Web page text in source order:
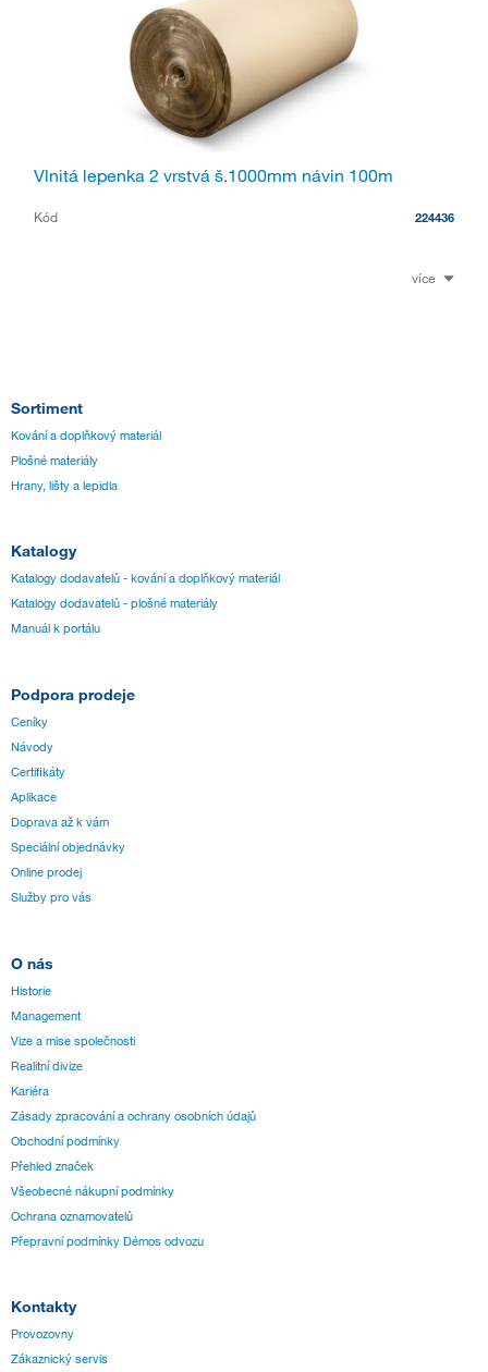
Vlnitá lepenka 2 vrstvá š.1000mm návin 100m
Kód 224436
více
Sortiment
Kování a doplňkový materiál
Plošné materiály
Hrany, lišty a lepidla
Katalogy
Katalogy dodavatelů - kování a doplňkový materiál
Katalogy dodavatelů - plošné materiály
Manuál k portálu
Podpora prodeje
Ceníky
Návody
Certifikáty
Aplikace
Doprava až k vám
Speciální objednávky
Online prodej
Služby pro vás
O nás
Historie
Management
Vize a mise společnosti
Realitní divize
Kariéra
Zásady zpracování a ochrany osobních údajů
Obchodní podmínky
Přehled značek
Všeobecné nákupní podmínky
Ochrana oznamovatelů
Přepravní podmínky Démos odvozu
Kontakty
Provozovny
Zákaznický servis